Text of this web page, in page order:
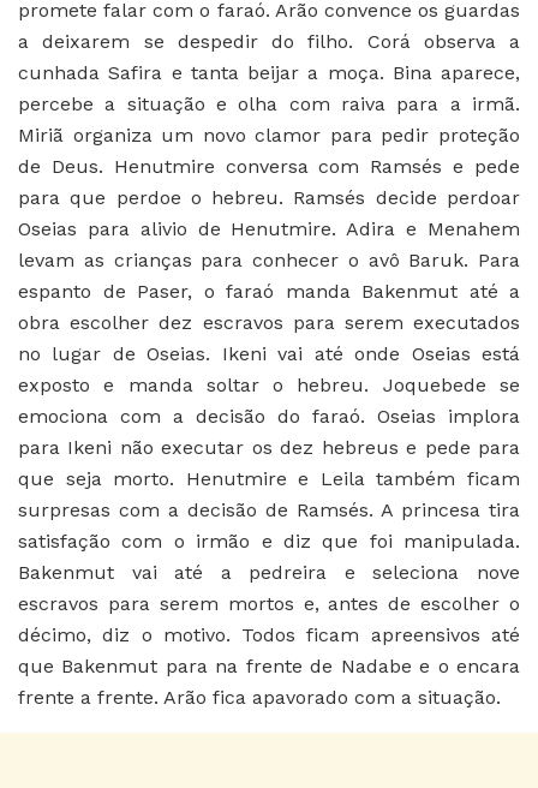
promete falar com o faraó. Arão convence os guardas
a deixarem se despedir do filho. Corá observa a
cunhada Safira e tanta beijar a moça. Bina aparece,
percebe a situação e olha com raiva para a irmã.
Miriã organiza um novo clamor para pedir proteção
de Deus. Henutmire conversa com Ramsés e pede
para que perdoe o hebreu. Ramsés decide perdoar
Oseias para alivio de Henutmire. Adira e Menahem
levam as crianças para conhecer o avô Baruk. Para
espanto de Paser, o faraó manda Bakenmut até a
obra escolher dez escravos para serem executados
no lugar de Oseias. Ikeni vai até onde Oseias está
exposto e manda soltar o hebreu. Joquebede se
emociona com a decisão do faraó. Oseias implora
para Ikeni não executar os dez hebreus e pede para
que seja morto. Henutmire e Leila também ficam
surpresas com a decisão de Ramsés. A princesa tira
satisfação com o irmão e diz que foi manipulada.
Bakenmut vai até a pedreira e seleciona nove
escravos para serem mortos e, antes de escolher o
décimo, diz o motivo. Todos ficam apreensivos até
que Bakenmut para na frente de Nadabe e o encara
frente a frente. Arão fica apavorado com a situação.